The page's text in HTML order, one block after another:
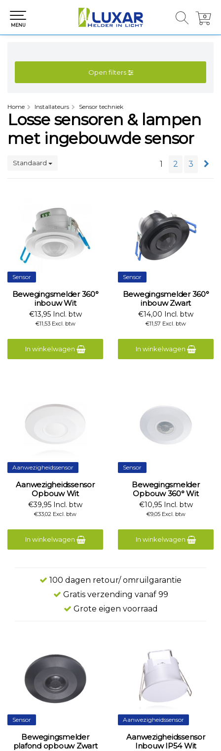
0
0
MENU
Open filters
Home Installateurs Sensor techniek
Losse sensoren & lampen
met ingebouwde sensor
Standaard 1 2 3
Sensor
Bewegingsmelder 360°
inbouw Wit
€13,95 Incl. btw
€11,53 Excl. btw
In winkelwagen
Sensor
Bewegingsmelder 360°
inbouw Zwart
€14,00 Incl. btw
€11,57 Excl. btw
In winkelwagen
Aanwezigheidssensor
Aanwezigheidssensor
Opbouw Wit
€39,95 Incl. btw
€33,02 Excl. btw
In winkelwagen
Sensor
Bewegingsmelder
Opbouw 360° Wit
€10,95 Incl. btw
€9,05 Excl. btw
In winkelwagen
100 dagen retour/ omruilgarantie
Gratis verzending vanaf 99
Grote eigen voorraad
Sensor
Bewegingsmelder
plafond opbouw Zwart
Aanwezigheidssensor
Aanwezigheidssensor
Inbouw IP54 Wit